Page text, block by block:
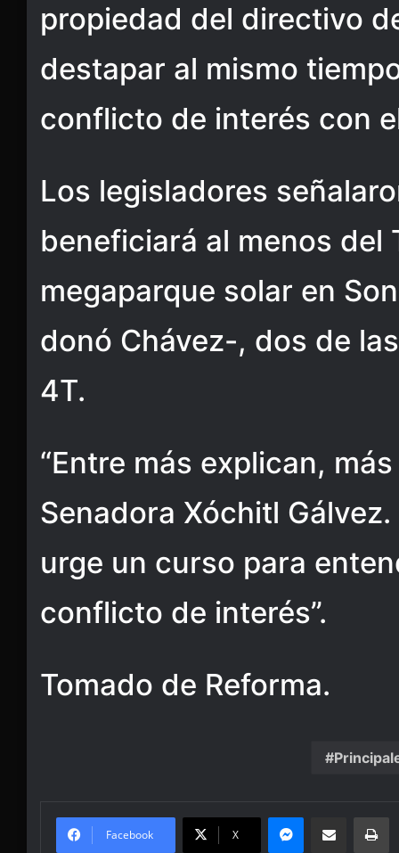
propiedad del directivo
destapar al mismo
conflicto de interés con
Los legisladores
beneficiará al menos del
megaparque solar en
donó Chávez-, dos de
4T.
“Entre más explican,
Senadora Xóchitl
urge un curso para
conflicto de interés”.
Tomado de Reforma.
Facebook X
Messenger
Share via Email